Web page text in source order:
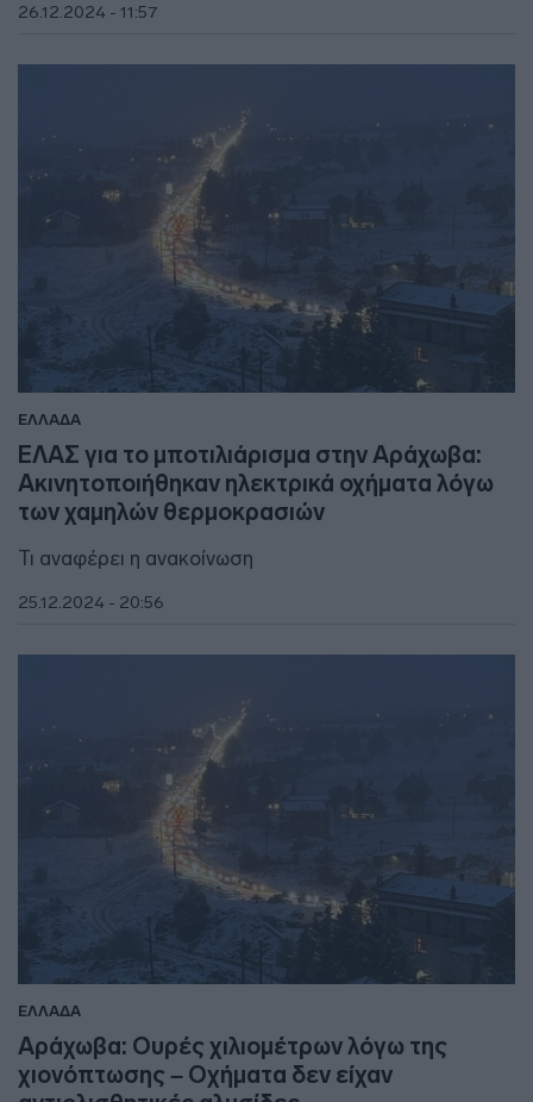
26.12.2024 - 11:57
ΕΛΛΑΔΑ
ΕΛΑΣ για το μποτιλιάρισμα στην Αράχωβα:
Ακινητοποιήθηκαν ηλεκτρικά οχήματα λόγω
των χαμηλών θερμοκρασιών
Τι αναφέρει η ανακοίνωση
25.12.2024 - 20:56
ΕΛΛΑΔΑ
Αράχωβα: Ουρές χιλιομέτρων λόγω της
χιονόπτωσης – Οχήματα δεν είχαν